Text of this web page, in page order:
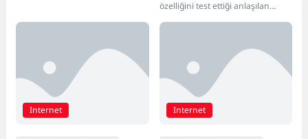
yaklaşık...
özelliğini test ettiği anlaşılan
çok...
Internet Internet